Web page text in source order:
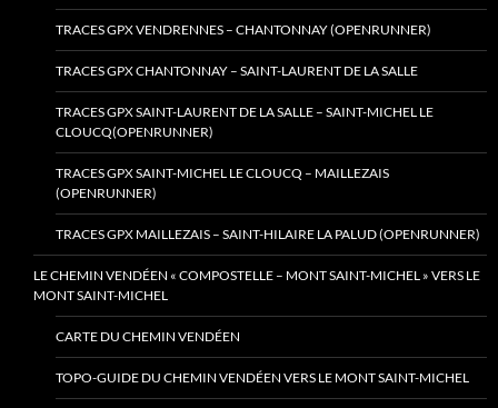
TRACES GPX VENDRENNES – CHANTONNAY (OPENRUNNER)
TRACES GPX CHANTONNAY – SAINT-LAURENT DE LA SALLE
TRACES GPX SAINT-LAURENT DE LA SALLE – SAINT-MICHEL LE
CLOUCQ(OPENRUNNER)
TRACES GPX SAINT-MICHEL LE CLOUCQ – MAILLEZAIS
(OPENRUNNER)
TRACES GPX MAILLEZAIS – SAINT-HILAIRE LA PALUD (OPENRUNNER)
LE CHEMIN VENDÉEN « COMPOSTELLE – MONT SAINT-MICHEL » VERS LE
MONT SAINT-MICHEL
CARTE DU CHEMIN VENDÉEN
TOPO-GUIDE DU CHEMIN VENDÉEN VERS LE MONT SAINT-MICHEL